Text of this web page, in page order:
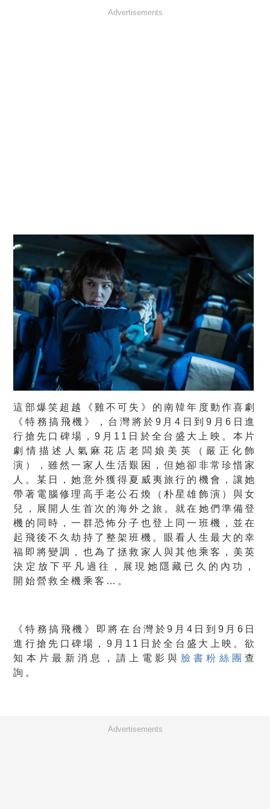
Advertisements
這部爆笑超越《雞不可失》的南韓年度動作喜劇
《特務搞飛機》，台灣將於9月4日到9月6日進
行搶先口碑場，9月11日於全台盛大上映。本片
劇情描述人氣麻花店老闆娘美英（嚴正化飾
演），雖然一家人生活艱困，但她卻非常珍惜家
人。某日，她意外獲得夏威夷旅行的機會，讓她
帶著電腦修理高手老公石煥（朴星雄飾演）與女
兒，展開人生首次的海外之旅。就在她們準備登
機的同時，一群恐怖分子也登上同一班機，並在
起飛後不久劫持了整架班機。眼看人生最大的幸
福即將變調，也為了拯救家人與其他乘客，美英
決定放下平凡過往，展現她隱藏已久的內功，
開始營救全機乘客…。
《特務搞飛機》即將在台灣於9月4日到9月6日
進行搶先口碑場，9月11日於全台盛大上映。欲
知本片最新消息，請上電影與 臉書粉絲團查
詢。
Advertisements